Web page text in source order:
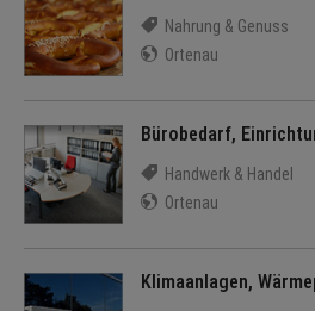
Nahrung & Genuss
Ortenau
Bürobedarf,
Handwerk & Handel
Ortenau
Klimaanlagen,